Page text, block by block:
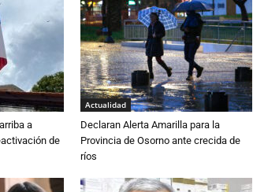
a
de
Actualidad
Declaran Alerta Amarilla para la
Provincia de Osorno ante crecida de
ríos